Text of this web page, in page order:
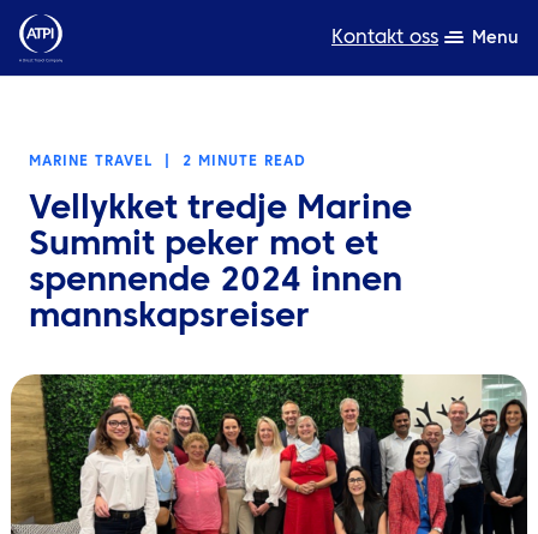
Kontakt oss Menu
Ressurser
Om oss
TravelHub Login
Søk
MARINE TRAVEL 2 MINUTE READ
Vellykket tredje Marine
Summit peker mot et
spennende 2024 innen
mannskapsreiser